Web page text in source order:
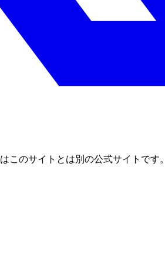
はこのサイトとは別の公式サイトです。